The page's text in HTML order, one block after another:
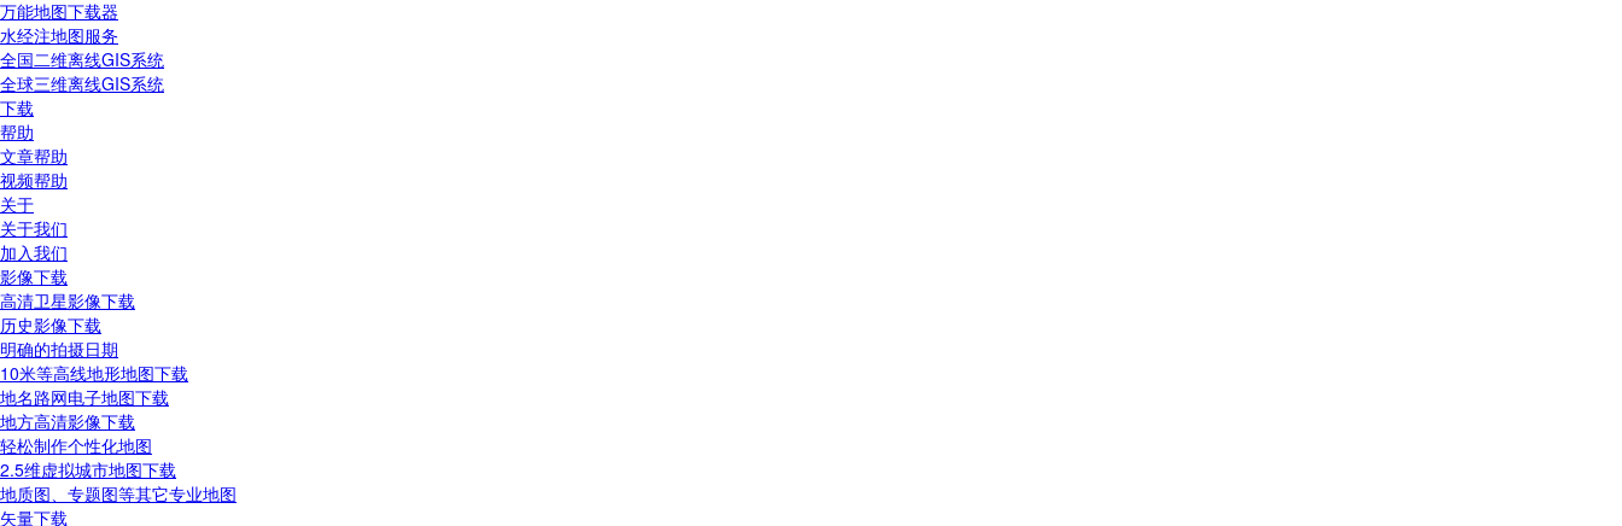
万能地图下载器
水经注地图服务
全国二维离线GIS系统
全球三维离线GIS系统
下载
帮助
文章帮助
视频帮助
关于
关于我们
加入我们
影像下载
高清卫星影像下载
历史影像下载
明确的拍摄日期
10米等高线地形地图下载
地名路网电子地图下载
地方高清影像下载
轻松制作个性化地图
2.5维虚拟城市地图下载
地质图、专题图等其它专业地图
矢量下载